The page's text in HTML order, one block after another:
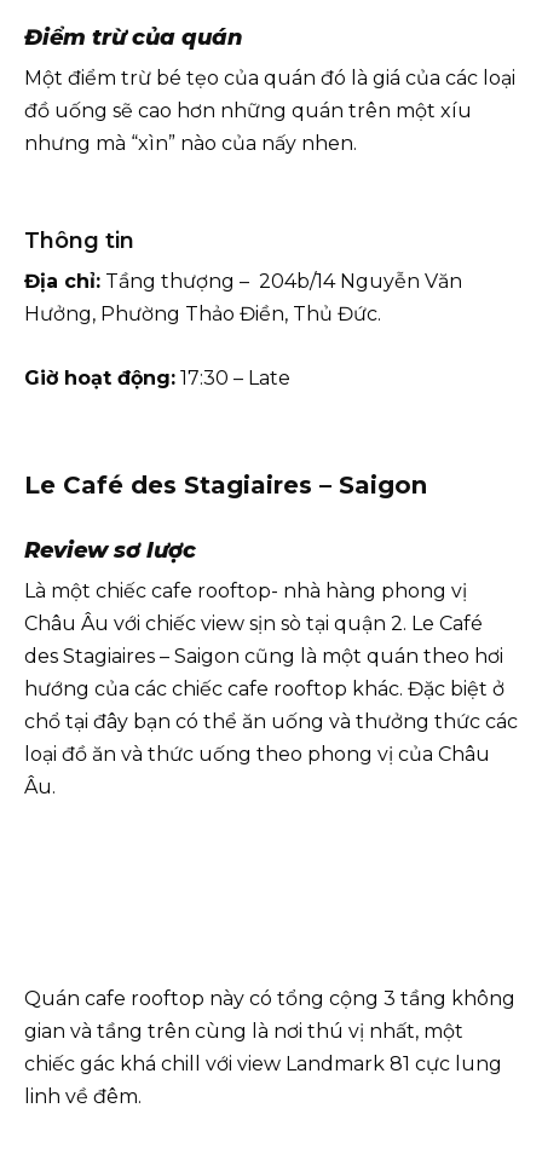
Điểm trừ của quán
Một điểm trừ bé tẹo của quán đó là giá của các loại
đồ uống sẽ cao hơn những quán trên một xíu
nhưng mà “xìn” nào của nấy nhen.
Thông tin
Địa chỉ: Tầng thượng – 204b/14 Nguyễn Văn
Hưởng, Phường Thảo Điền, Thủ Đức.
Giờ hoạt động: 17:30 – Late
Le Café des Stagiaires – Saigon
Review sơ lược
Là một chiếc cafe rooftop- nhà hàng phong vị
Châu Âu với chiếc view sịn sò tại quận 2. Le Café
des Stagiaires – Saigon cũng là một quán theo hơi
hướng của các chiếc cafe rooftop khác. Đặc biệt ở
chổ tại đây bạn có thể ăn uống và thưởng thức các
loại đồ ăn và thức uống theo phong vị của Châu
Âu.
Quán cafe rooftop này có tổng cộng 3 tầng không
gian và tầng trên cùng là nơi thú vị nhất, một
chiếc gác khá chill với view Landmark 81 cực lung
linh về đêm.